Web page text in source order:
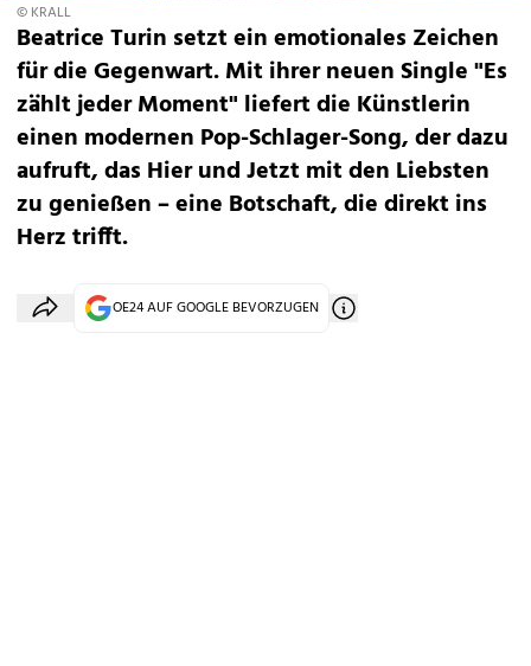
© KRALL
Beatrice Turin setzt ein emotionales Zeichen
für die Gegenwart. Mit ihrer neuen Single "Es
zählt jeder Moment" liefert die Künstlerin
einen modernen Pop-Schlager-Song, der dazu
aufruft, das Hier und Jetzt mit den Liebsten
zu genießen – eine Botschaft, die direkt ins
Herz trifft.
OE24 AUF GOOGLE BEVORZUGEN